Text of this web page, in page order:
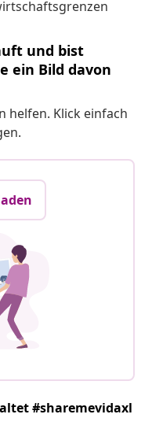
und bist
ein Bild davon
helfen. Klick einfach
#sharemevidaxl